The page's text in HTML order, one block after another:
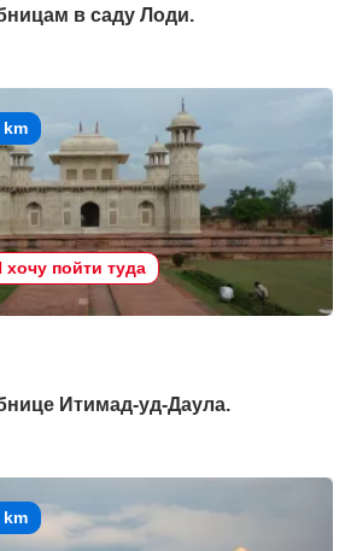
в саду Лоди.
km
хочу пойти туда
Итимад-уд-Даула.
km